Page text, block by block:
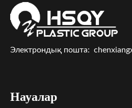
Электрондық пошта:
Науалар